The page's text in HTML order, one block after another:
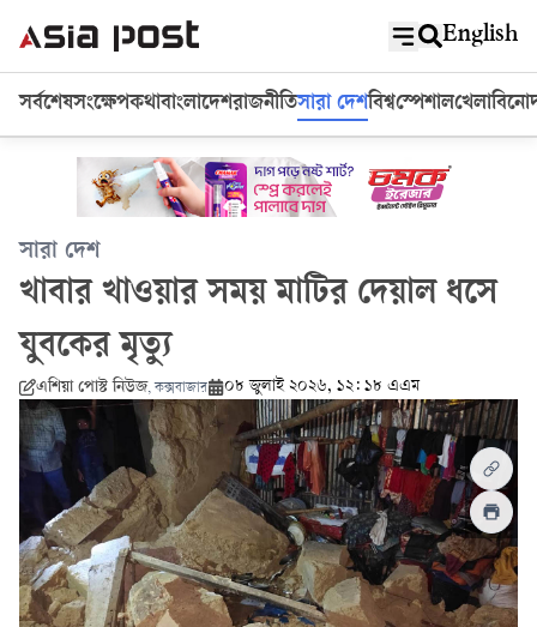
English
সর্বশেষসংক্ষেপকথাবাংলাদেশরাজনীতিসারা দেশবিশ্বস্পেশালখেলা
সারা দেশ
খাবার খাওয়ার সময় মাটির দেয়াল ধসে
যুবকের মৃত্যু
এশিয়া পোস্ট নিউজ,কক্সবাজার ০৮ জুলাই ২০২৬, ১২: ১৮ এএম